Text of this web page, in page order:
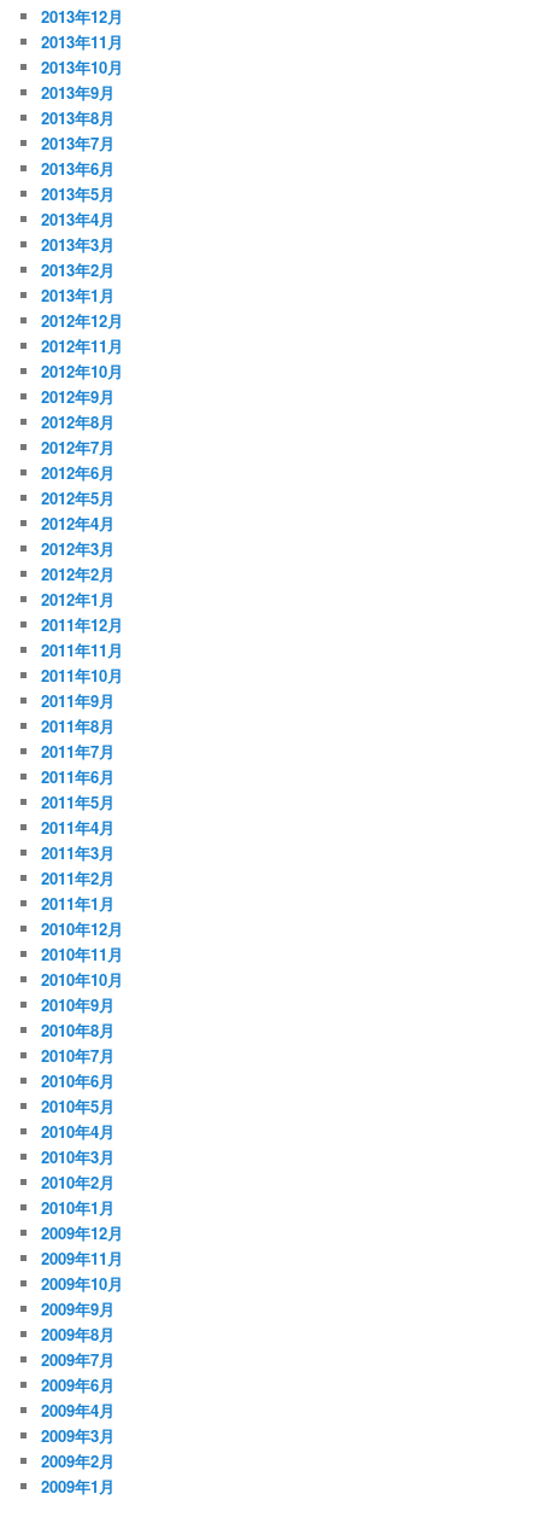
2013年12月
2013年11月
2013年10月
2013年9月
2013年8月
2013年7月
2013年6月
2013年5月
2013年4月
2013年3月
2013年2月
2013年1月
2012年12月
2012年11月
2012年10月
2012年9月
2012年8月
2012年7月
2012年6月
2012年5月
2012年4月
2012年3月
2012年2月
2012年1月
2011年12月
2011年11月
2011年10月
2011年9月
2011年8月
2011年7月
2011年6月
2011年5月
2011年4月
2011年3月
2011年2月
2011年1月
2010年12月
2010年11月
2010年10月
2010年9月
2010年8月
2010年7月
2010年6月
2010年5月
2010年4月
2010年3月
2010年2月
2010年1月
2009年12月
2009年11月
2009年10月
2009年9月
2009年8月
2009年7月
2009年6月
2009年4月
2009年3月
2009年2月
2009年1月